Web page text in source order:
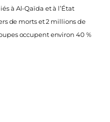
à Al-Qaïda et à l’État
de morts et 2 millions de
occupent environ 40 %